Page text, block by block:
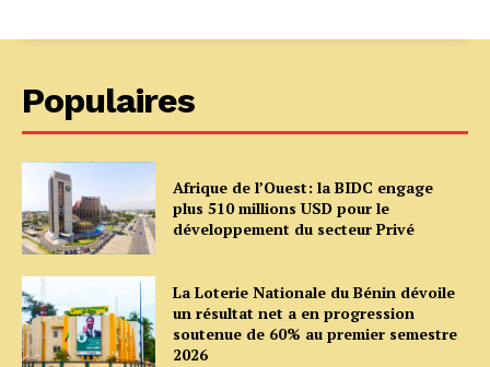
Populaires
Afrique de l’Ouest: la BIDC engage
plus 510 millions USD pour le
développement du secteur Privé
La Loterie Nationale du Bénin dévoile
un résultat net a en progression
soutenue de 60% au premier semestre
2026